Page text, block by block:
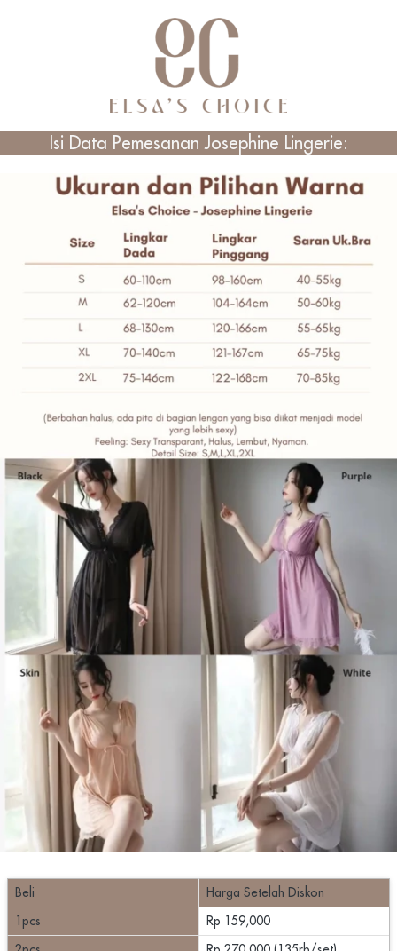
Isi Data Pemesanan Josephine Lingerie:
Beli
Harga Setelah Diskon
1pcs
Rp 159,000